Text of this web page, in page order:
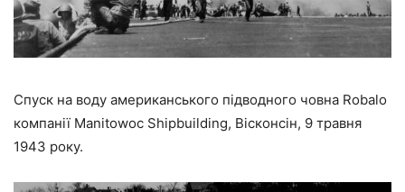
Спуск на воду американського підводного човна Robalo
компанії Manitowoc Shipbuilding, Вісконсін, 9 травня
1943 року.